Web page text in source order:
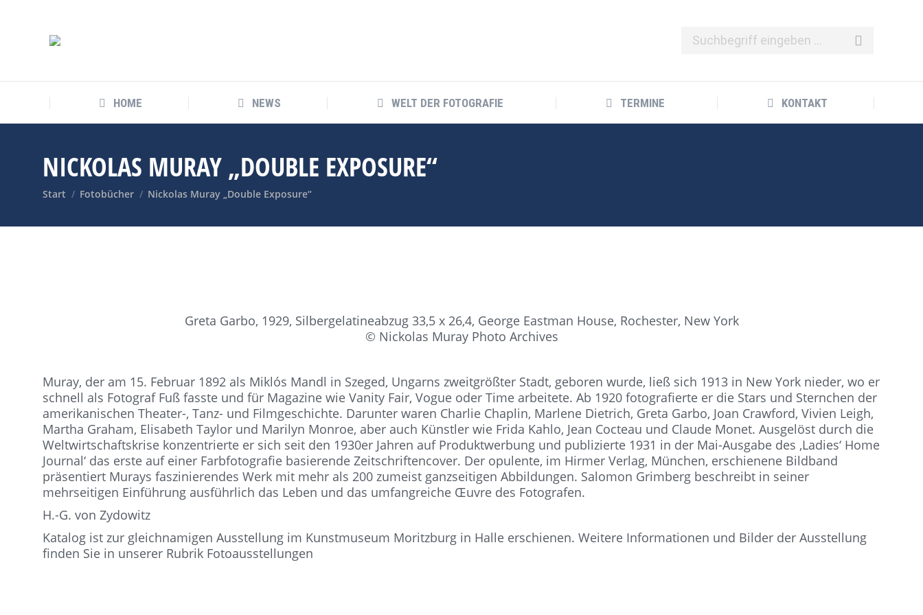
HOME NEWS WELT DER FOTOGRAFIE TERMINE KONTAKT
NICKOLAS MURAY „DOUBLE EXPOSURE“
Sie befinden sich hier:
Start Fotobücher Nickolas Muray „Double Exposure“
Greta Garbo, 1929, Silbergelatineabzug 33,5 x 26,4, George Eastman House, Rochester, New York
© Nickolas Muray Photo Archives
Muray, der am 15. Februar 1892 als Miklós Mandl in Szeged, Ungarns zweitgrößter Stadt, geboren wurde, ließ sich 1913 in New York nieder, wo er
schnell als Fotograf Fuß fasste und für Magazine wie Vanity Fair, Vogue oder Time arbeitete. Ab 1920 fotografierte er die Stars und Sternchen der
amerikanischen Theater-, Tanz- und Filmgeschichte. Darunter waren Charlie Chaplin, Marlene Dietrich, Greta Garbo, Joan Crawford, Vivien Leigh,
Martha Graham, Elisabeth Taylor und Marilyn Monroe, aber auch Künstler wie Frida Kahlo, Jean Cocteau und Claude Monet. Ausgelöst durch die
Weltwirtschaftskrise konzentrierte er sich seit den 1930er Jahren auf Produktwerbung und publizierte 1931 in der Mai-Ausgabe des ‚Ladies‘ Home
Journal‘ das erste auf einer Farbfotografie basierende Zeitschriftencover. Der opulente, im Hirmer Verlag, München, erschienene Bildband
präsentiert Murays faszinierendes Werk mit mehr als 200 zumeist ganzseitigen Abbildungen. Salomon Grimberg beschreibt in seiner
mehrseitigen Einführung ausführlich das Leben und das umfangreiche Œuvre des Fotografen.
H.-G. von Zydowitz
Katalog ist zur gleichnamigen Ausstellung im Kunstmuseum Moritzburg in Halle erschienen. Weitere Informationen und Bilder der Ausstellung
finden Sie in unserer Rubrik Fotoausstellungen